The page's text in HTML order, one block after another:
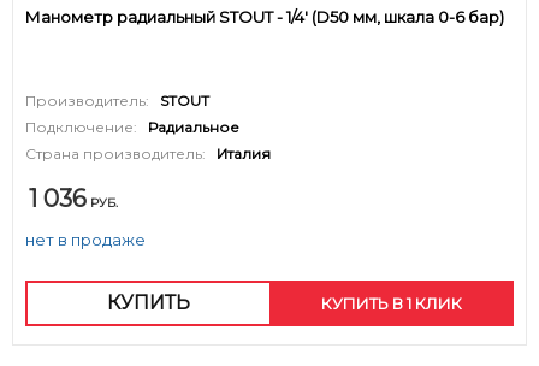
Манометр радиальный STOUT - 1/4' (D50 мм, шкала 0-6 бар)
Производитель:
STOUT
Подключение:
Радиальное
Страна производитель:
Италия
1 036 РУБ.
нет в продаже
КУПИТЬ КУПИТЬ В 1 КЛИК